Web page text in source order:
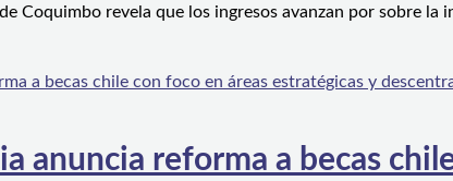
Coquimbo revela que los ingresos avanzan por sobre
anuncia reforma a becas